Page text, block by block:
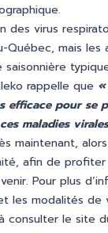
des virus
Québec, mais les
rappelle que
efficace pour se
maladies
maintenant,
afin de
Pour plus
les modalités de
consulter le site